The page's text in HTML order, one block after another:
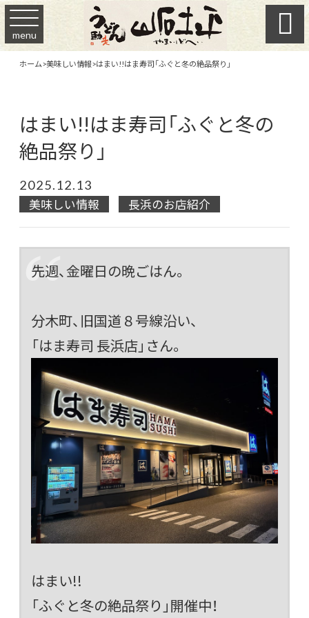
menu 
ホーム>美味しい情報>はまい!!はま寿司「ふぐと冬の絶品祭り」
はまい!!はま寿司「ふぐと冬の
絶品祭り」
2025.12.13
美味しい情報 長浜のお店紹介
先週、金曜日の晩ごはん。
分木町、旧国道８号線沿い、
「はま寿司 長浜店」さん。
はまい!!
「ふぐと冬の絶品祭り」開催中！